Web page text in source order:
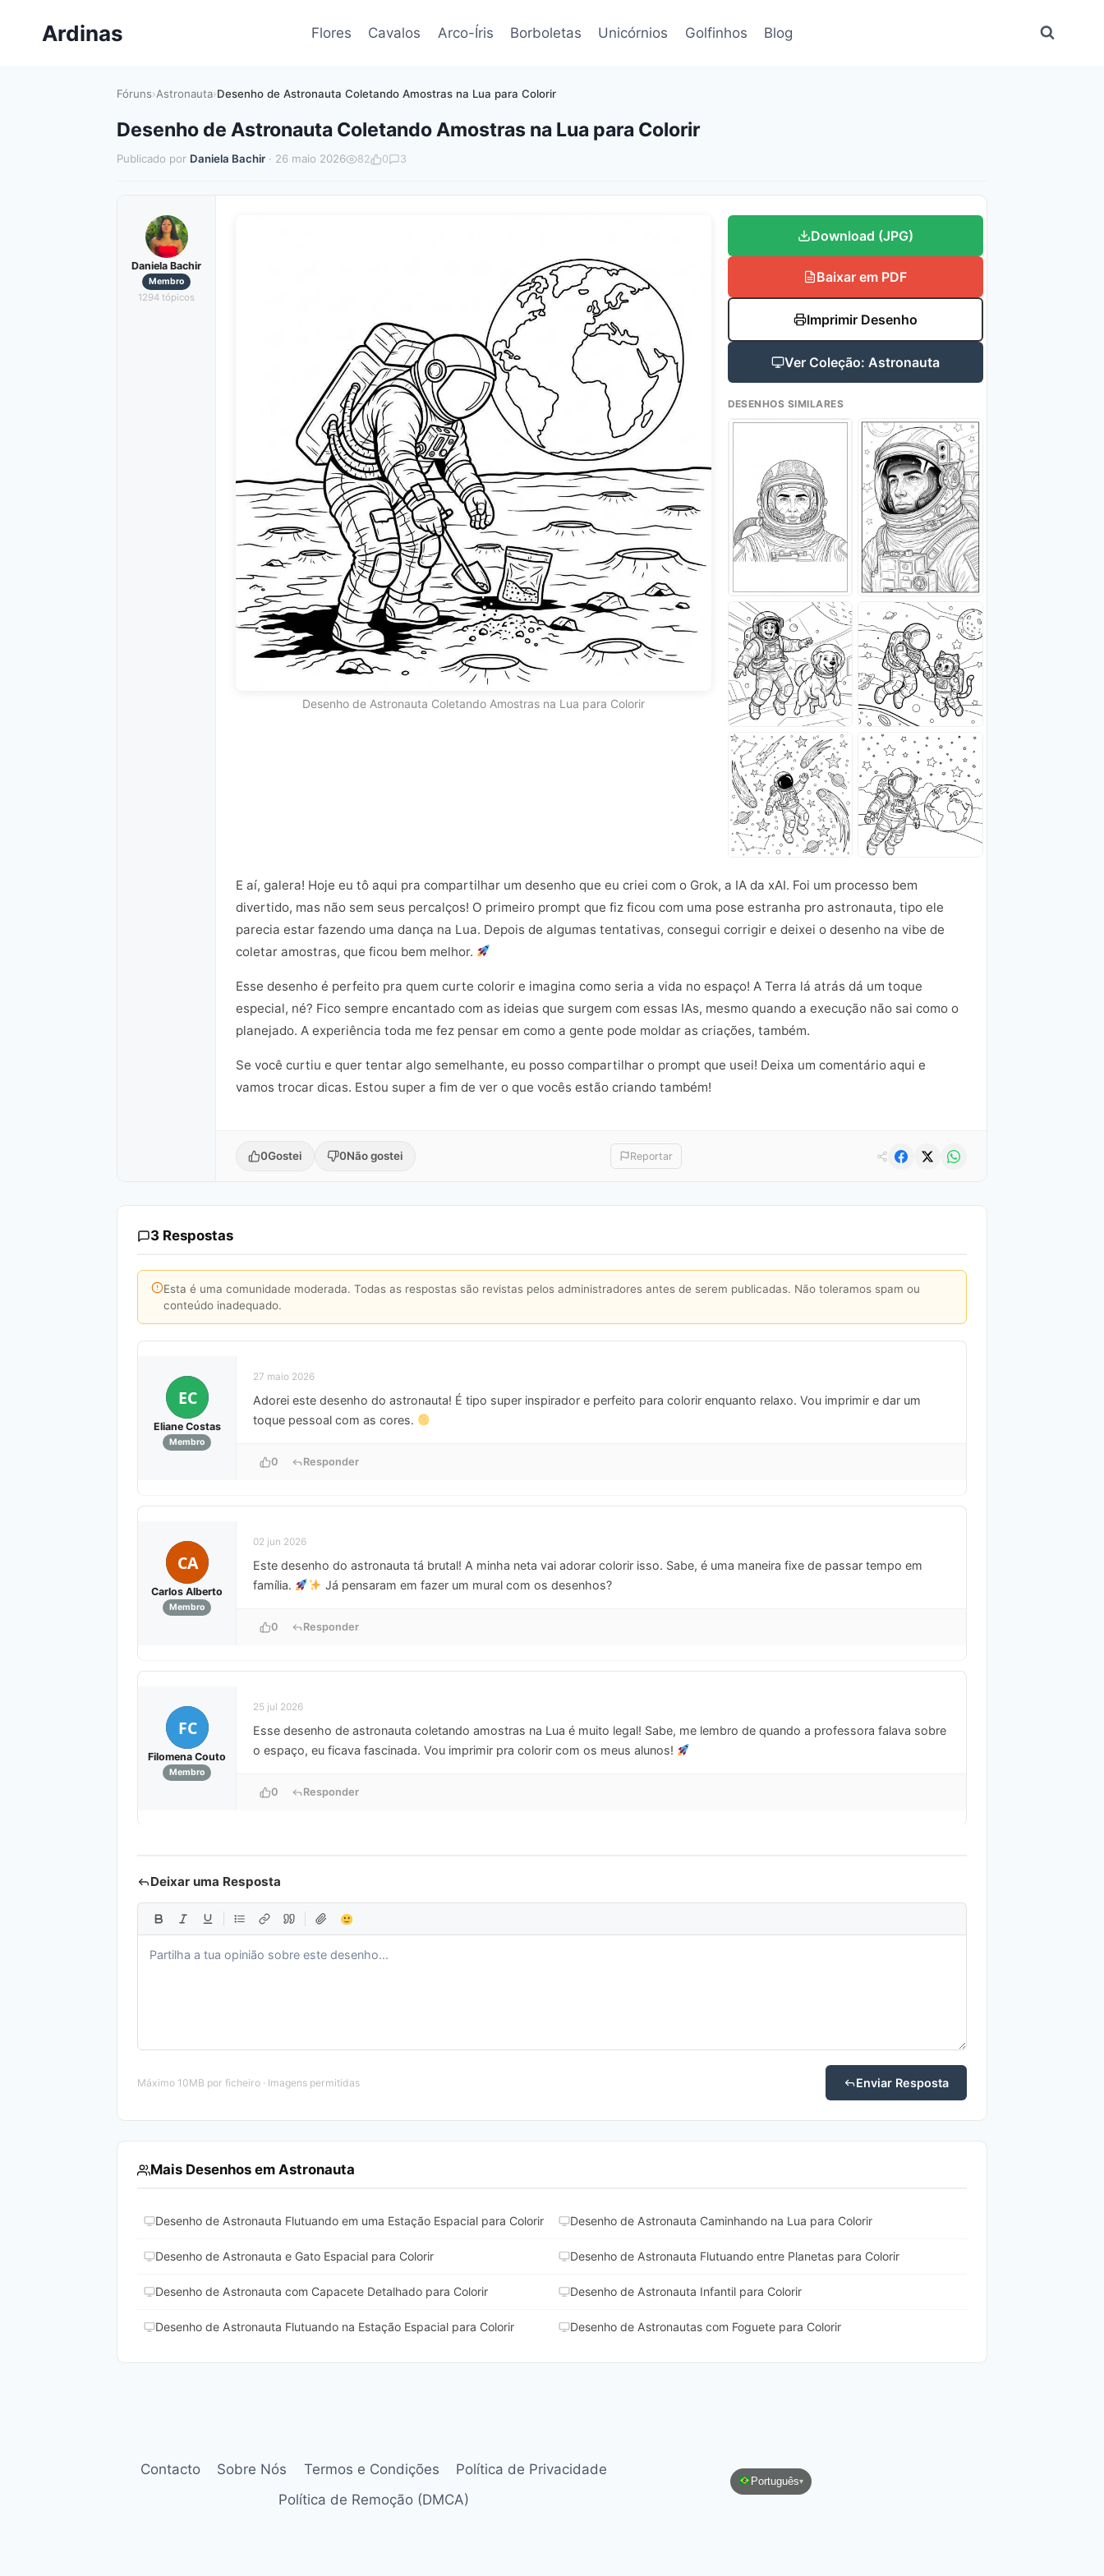
Ardinas Flores Cavalos Arco-Íris Borboletas Unicórnios Golfinhos Blog
Fóruns›Astronauta›Desenho de Astronauta Coletando Amostras na Lua para Colorir
Desenho de Astronauta Coletando Amostras na Lua para Colorir
Publicado por Daniela Bachir · 26 maio 2026 82 0 3
Daniela Bachir
Membro
1294 tópicos
Desenho de Astronauta Coletando Amostras na Lua para Colorir
Download (JPG)
Baixar em PDF
Imprimir Desenho
Ver Coleção: Astronauta
DESENHOS SIMILARES
E aí, galera! Hoje eu tô aqui pra compartilhar um desenho que eu criei com o Grok, a IA da xAI. Foi um processo bem
divertido, mas não sem seus percalços! O primeiro prompt que fiz ficou com uma pose estranha pro astronauta, tipo ele
parecia estar fazendo uma dança na Lua. Depois de algumas tentativas, consegui corrigir e deixei o desenho na vibe de
coletar amostras, que ficou bem melhor.
Esse desenho é perfeito pra quem curte colorir e imagina como seria a vida no espaço! A Terra lá atrás dá um toque
especial, né? Fico sempre encantado com as ideias que surgem com essas IAs, mesmo quando a execução não sai como o
planejado. A experiência toda me fez pensar em como a gente pode moldar as criações, também.
Se você curtiu e quer tentar algo semelhante, eu posso compartilhar o prompt que usei! Deixa um comentário aqui e
vamos trocar dicas. Estou super a fim de ver o que vocês estão criando também!
0Gostei 0Não gostei Reportar
3 Respostas
Esta é uma comunidade moderada. Todas as respostas são revistas pelos administradores antes de serem publicadas. Não toleramos spam ou
conteúdo inadequado.
EC
Eliane Costas
Membro
27 maio 2026
Adorei este desenho do astronauta! É tipo super inspirador e perfeito para colorir enquanto relaxo. Vou imprimir e dar um
toque pessoal com as cores.
0 Responder
CA
Carlos Alberto
Membro
02 jun 2026
Este desenho do astronauta tá brutal! A minha neta vai adorar colorir isso. Sabe, é uma maneira fixe de passar tempo em
família.
Já pensaram em fazer um mural com os desenhos?
0 Responder
FC
Filomena Couto
Membro
25 jul 2026
Esse desenho de astronauta coletando amostras na Lua é muito legal! Sabe, me lembro de quando a professora falava sobre
o espaço, eu ficava fascinada. Vou imprimir pra colorir com os meus alunos!
0 Responder
Deixar uma Resposta
Máximo 10MB por ficheiro · Imagens permitidas Enviar Resposta
Mais Desenhos em Astronauta
Desenho de Astronauta Flutuando em uma Estação Espacial para Colorir Desenho de Astronauta Caminhando na Lua para Colorir
Desenho de Astronauta e Gato Espacial para Colorir Desenho de Astronauta Flutuando entre Planetas para Colorir
Desenho de Astronauta com Capacete Detalhado para Colorir Desenho de Astronauta Infantil para Colorir
Desenho de Astronauta Flutuando na Estação Espacial para Colorir Desenho de Astronautas com Foguete para Colorir
Contacto Sobre Nós Termos e Condições
Política de Privacidade
Política de Remoção (DMCA)
Português▾